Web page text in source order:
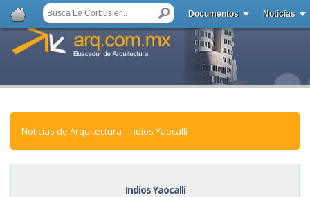
Documentos Noticias
Noticias de Arquitectura : Indios Yaocalli
Indios Yaocalli